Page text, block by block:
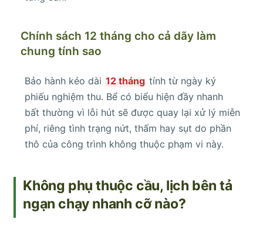
Chính sách 12 tháng cho cả dãy làm
chung tính sao
Bảo hành kéo dài 12 tháng tính từ ngày ký
phiếu nghiệm thu. Bể có biểu hiện đầy nhanh
bất thường vì lỗi hút sẽ được quay lại xử lý miễn
phí, riêng tình trạng nứt, thấm hay sụt do phần
thô của công trình không thuộc phạm vi này.
Không phụ thuộc cầu, lịch bên tả
ngạn chạy nhanh cỡ nào?